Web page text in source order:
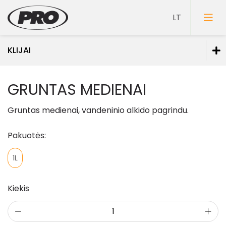
KLIJAI
Gruntai
Glaistai
Lakai
Klijai
Struktūriniai tinkai
Dekoravimo glaistai
GRUNTAS MEDIENAI
Gruntas medienai, vandeninio alkido pagrindu.
Pakuotės:
1L
Kiekis